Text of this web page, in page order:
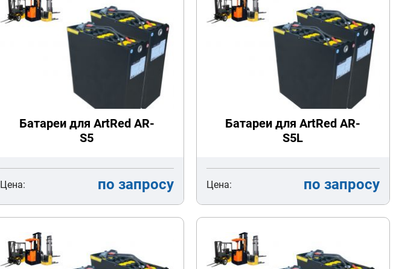
Батареи для ArtRed AR-
S5
Цена: по запросу
Батареи для ArtRed AR-
S5L
Цена: по запросу